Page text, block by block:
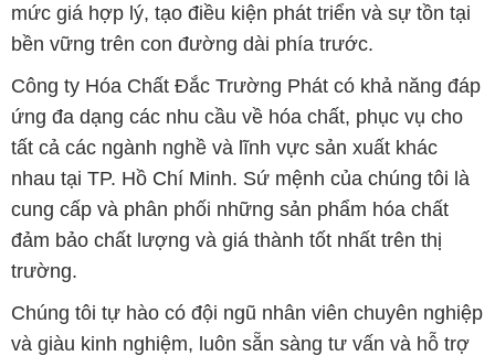
tất cả các ngành nghề và lĩnh vực sản xuất khác
nhau tại TP. Hồ Chí Minh. Sứ mệnh của chúng tôi là
cung cấp và phân phối những sản phẩm hóa chất
đảm bảo chất lượng và giá thành tốt nhất trên thị
trường.
Chúng tôi tự hào có đội ngũ nhân viên chuyên nghiệp
và giàu kinh nghiệm, luôn sẵn sàng tư vấn và hỗ trợ
khách hàng một cách chuyên nghiệp. Đội ngũ của
chúng tôi đảm bảo mang lại sự hài lòng và thành
công cho khách hàng.
Để biết thêm thông tin chi tiết và được tư vấn, quý